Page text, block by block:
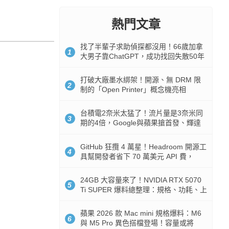
熱門文章
1
找了半輩子求助偵探都沒用！66歲加拿
大男子靠ChatGPT，成功找回失散50年
2
打破大廠墨水綁架！開源、無 DRM 限
制的「Open Printer」概念機亮相
3
台積電2奈米太猛了！流片量是3奈米同
期的4倍，Google與蘋果搶首發、輝達
4
GitHub 狂攬 4 萬星！Headroom 開源工
具幫開發者省下 70 萬美元 API 費，
5
24GB 大容量來了！NVIDIA RTX 5070
Ti SUPER 爆料總整理：規格、功耗、上
6
蘋果 2026 款 Mac mini 規格爆料：M6
與 M5 Pro 異色搭檔登場！容量或將